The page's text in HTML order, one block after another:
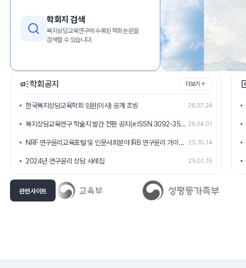
학회지 검색
복지상담교육연구에 수록된 학회논문을
검색할 수 있습니다.
학회공지 더보기
한국복지상담교육학회 임원(이사) 공개 초빙 26.07.24
복지상담교육연구 학술지 발간 전환 공지(e ISSN 3092-3506) 26.04.01
NRF 연구윤리교육포털 및 인문사회분야 IRB 연구윤리 가이드라인 안내 25.10.14
2024년 연구윤리 상담 사례집 25.01.15
관련 사이트